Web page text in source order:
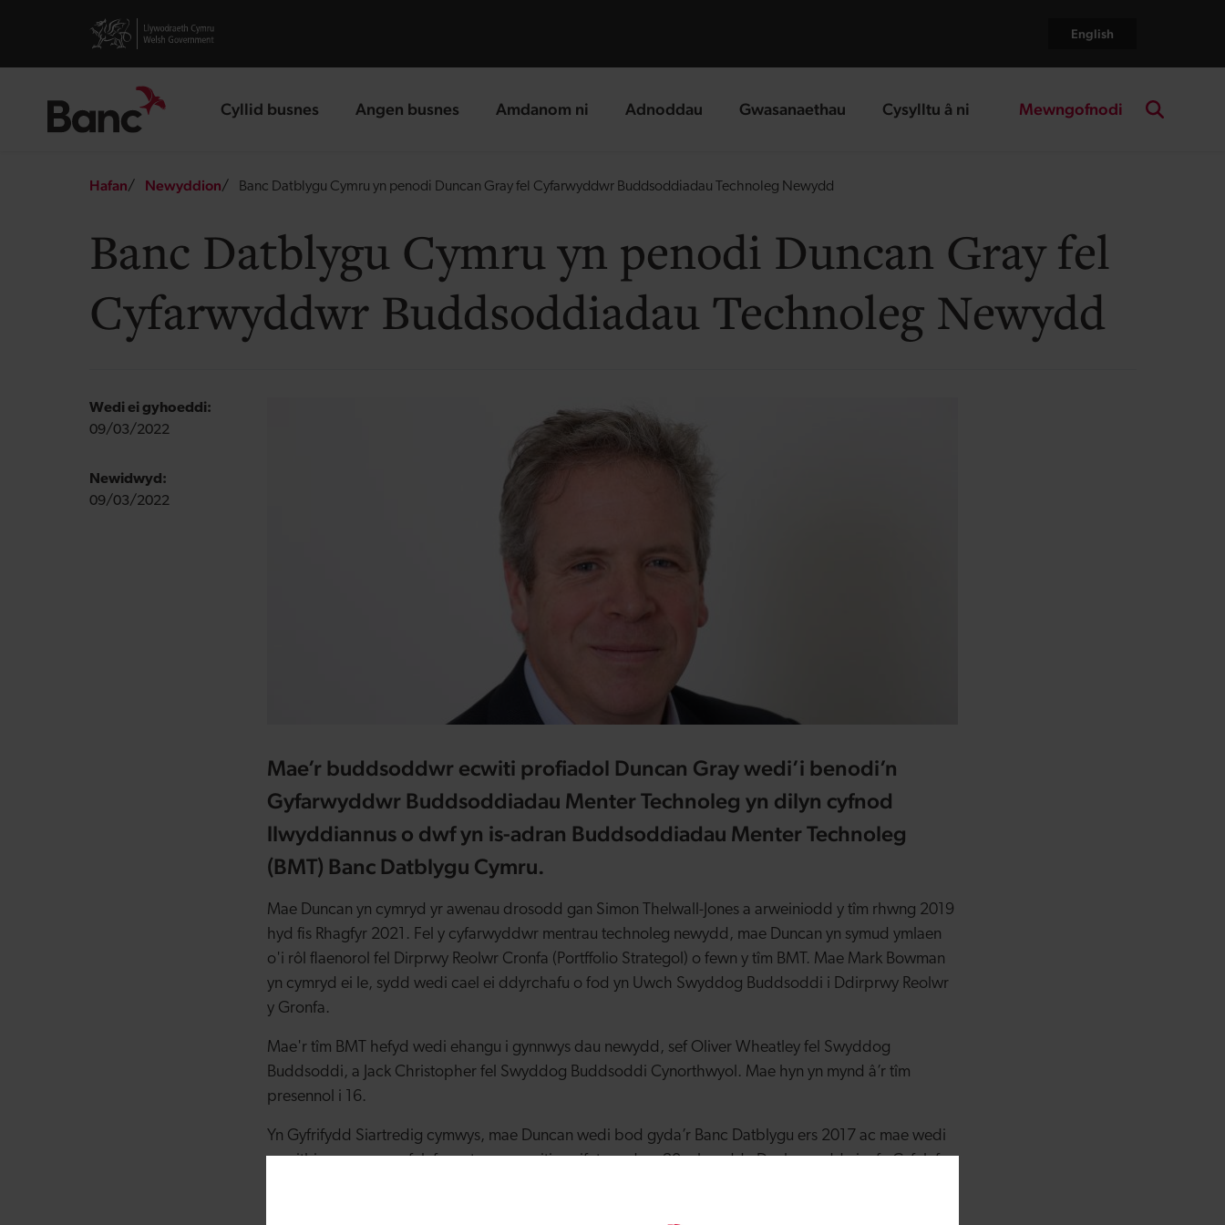
Visit gov.wales website English
Cyllid busnes
landing page Angen busnes
landing page Amdanom ni
landing page Adnoddau
landing page Gwasanaethau
landing page Cysylltu â ni
landing page Mewngofnodi
Breadcrumb
Hafan Newyddion Banc Datblygu Cymru yn penodi Duncan Gray fel Cyfarwyddwr Buddsoddiadau Technoleg Newydd
Banc Datblygu Cymru yn penodi Duncan Gray fel
Cyfarwyddwr Buddsoddiadau Technoleg Newydd
Wedi ei gyhoeddi:
09/03/2022
Newidwyd:
09/03/2022
Mae’r buddsoddwr ecwiti profiadol Duncan Gray wedi’i benodi’n
Gyfarwyddwr Buddsoddiadau Menter Technoleg yn dilyn cyfnod
llwyddiannus o dwf yn is-adran Buddsoddiadau Menter Technoleg
(BMT) Banc Datblygu Cymru.
Mae Duncan yn cymryd yr awenau drosodd gan Simon Thelwall-Jones a arweiniodd y tîm rhwng 2019
hyd fis Rhagfyr 2021. Fel y cyfarwyddwr mentrau technoleg newydd, mae Duncan yn symud ymlaen
o'i rôl flaenorol fel Dirprwy Reolwr Cronfa (Portffolio Strategol) o fewn y tîm BMT. Mae Mark Bowman
yn cymryd ei le, sydd wedi cael ei ddyrchafu o fod yn Uwch Swyddog Buddsoddi i Ddirprwy Reolwr
y Gronfa.
Mae'r tîm BMT hefyd wedi ehangu i gynnwys dau newydd, sef Oliver Wheatley fel Swyddog
Buddsoddi, a Jack Christopher fel Swyddog Buddsoddi Cynorthwyol. Mae hyn yn mynd â’r tîm
presennol i 16.
Yn Gyfrifydd Siartredig cymwys, mae Duncan wedi bod gyda’r Banc Datblygu ers 2017 ac mae wedi
gweithio ym maes cyfalaf menter ac ecwiti preifat ers dros 20 mlynedd . Dechreuodd ei yrfa Cyfalaf